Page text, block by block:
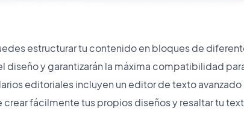
estructurar tu contenido en bloques de
diseño y garantizarán la máxima compatibilidad
editoriales incluyen un editor de texto
crear fácilmente tus propios diseños y resaltar tu